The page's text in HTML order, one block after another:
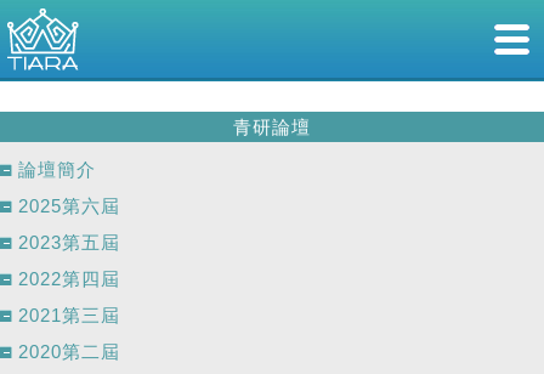
青研論壇
論壇簡介
2025第六屆
2023第五屆
2022第四屆
2021第三屆
2020第二屆